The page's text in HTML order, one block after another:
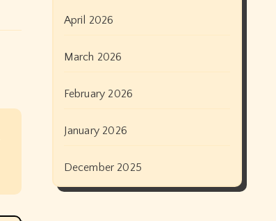
April 2026
March 2026
February 2026
January 2026
December 2025